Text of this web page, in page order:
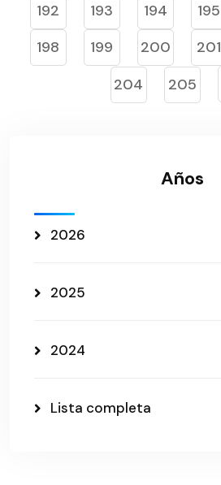
192
193 194 195
198
199 200 201
204
205
Años
2026
2025
2024
Lista completa